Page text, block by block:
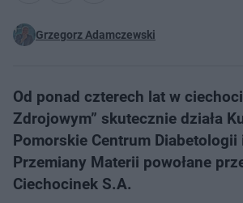
Grzegorz Adamczewski
Od ponad czterech lat w
Zdrojowym” skutecznie działa
Pomorskie Centrum Diabetologii
Przemiany Materii powołane
Ciechocinek S.A.